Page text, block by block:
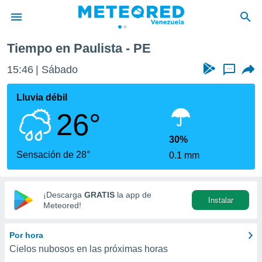
de
ha
para
que se
calidad.
a este
las
y
digital
basada
Tiempo en Paulista - PE
15:46 Sábado ...
Lluvia débil
26°
Sensación de 28°
30%
0.1 mm
¡Descarga GRATIS la app de
Meteored!
Instalar
Por hora
Cielos nubosos en las próximas horas